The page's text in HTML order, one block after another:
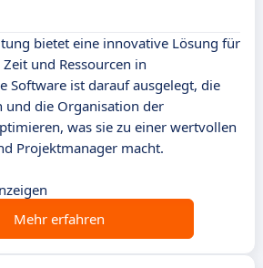
bietet eine innovative Lösung für
und Ressourcen in
Software ist darauf ausgelegt, die
und die Organisation der
was sie zu einer wertvollen
Projektmanager macht.
Mehr erfahren